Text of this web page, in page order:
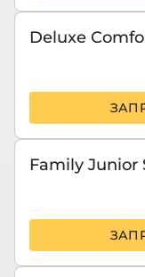
Deluxe
Family Junior